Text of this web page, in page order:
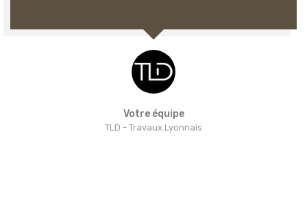
Votre équipe
TLD - Travaux Lyonnais